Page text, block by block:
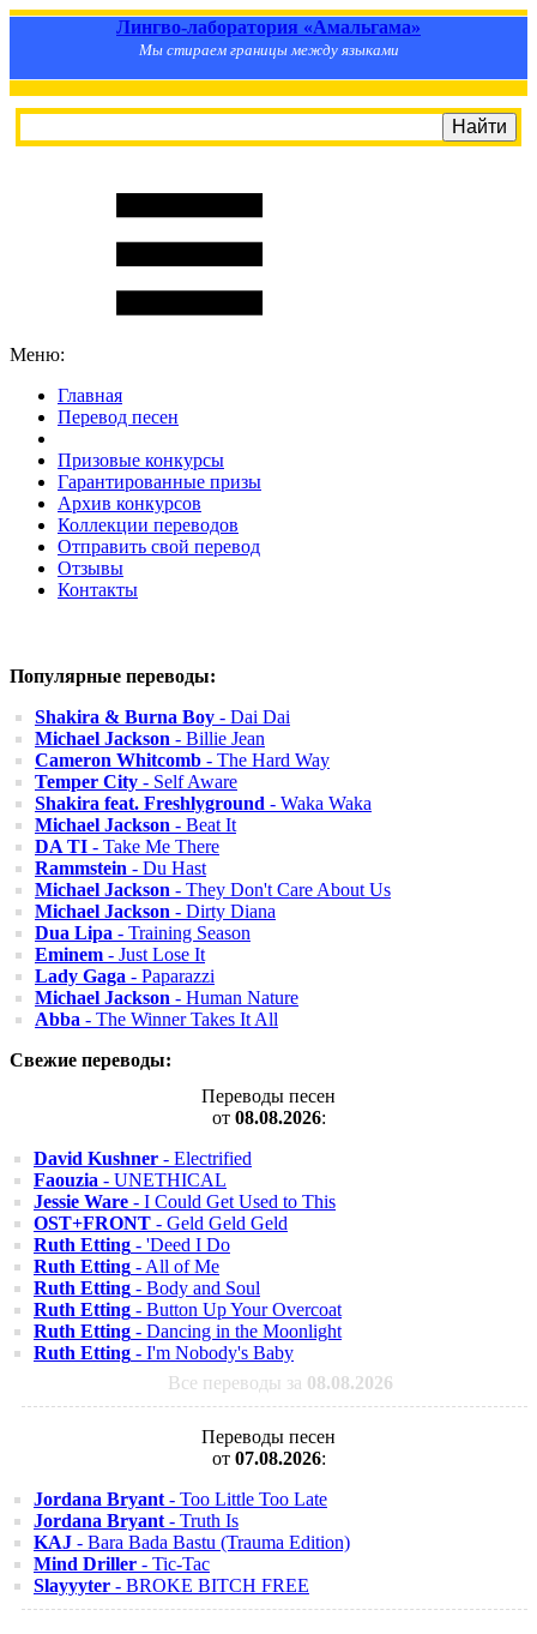
Лингво-лаборатория «Амальгама»
Мы стираем границы между языками
Меню:
Главная
Перевод песен
Призовые конкурсы
Гарантированные призы
Архив конкурсов
Коллекции переводов
Отправить свой перевод
Отзывы
Контакты
Популярные переводы:
Shakira & Burna Boy - Dai Dai
Michael Jackson - Billie Jean
Cameron Whitcomb - The Hard Way
Temper City - Self Aware
Shakira feat. Freshlyground - Waka Waka
Michael Jackson - Beat It
DA TI - Take Me There
Rammstein - Du Hast
Michael Jackson - They Don't Care About Us
Michael Jackson - Dirty Diana
Dua Lipa - Training Season
Eminem - Just Lose It
Lady Gaga - Paparazzi
Michael Jackson - Human Nature
Abba - The Winner Takes It All
Свежие переводы:
Переводы песен
от 08.08.2026:
David Kushner - Electrified
Faouzia - UNETHICAL
Jessie Ware - I Could Get Used to This
OST+FRONT - Geld Geld Geld
Ruth Etting - 'Deed I Do
Ruth Etting - All of Me
Ruth Etting - Body and Soul
Ruth Etting - Button Up Your Overcoat
Ruth Etting - Dancing in the Moonlight
Ruth Etting - I'm Nobody's Baby
Все переводы за 08.08.2026
Переводы песен
от 07.08.2026:
Jordana Bryant - Too Little Too Late
Jordana Bryant - Truth Is
KAJ - Bara Bada Bastu (Trauma Edition)
Mind Driller - Tic-Tac
Slayyyter - BROKE BITCH FREE